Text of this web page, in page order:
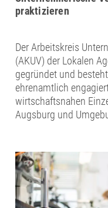
praktizieren
Der Arbeitskreis
(AKUV) der Lokalen
gegründet und
ehrenamtlich
wirtschaftsnahen
Augsburg und